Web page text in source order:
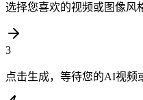
选择您喜欢的视频或图像风
3
点击生成，等待您的AI视频